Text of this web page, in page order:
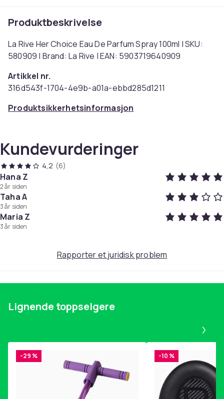
Produktbeskrivelse
La Rive Her Choice Eau De Parfum Spray 100ml | SKU:
580909 | Brand: La Rive | EAN: 5903719640909
Artikkel nr.
316d543f-1704-4e9b-a01a-ebbd285d1211
Produktsikkerhetsinformasjon
Kundevurderinger
4,2 (6)
Hana Z
2 år siden
Taha A
3 år siden
Maria Z
3 år siden
Rapporter et juridisk problem
Lignende toppselgere
-29 % -10 %